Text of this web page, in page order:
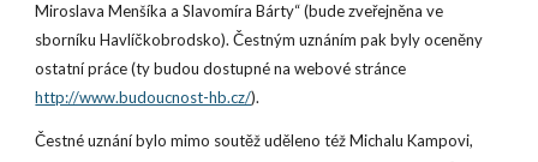
Miroslava Menšíka a Slavomíra Bárty“ (bude zveřejněna ve
sborníku Havlíčkobrodsko). Čestným uznáním pak byly oceněny
http://www.budoucnost-hb.cz/).
Čestné uznání bylo mimo soutěž uděleno též Michalu Kampovi,